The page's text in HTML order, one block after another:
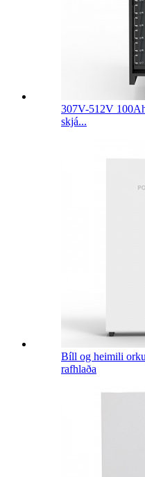
307V-512V
skjá...
Bíll og heimili
rafhlaða